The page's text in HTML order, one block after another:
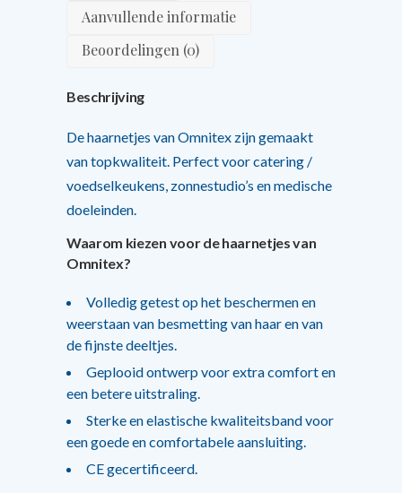
Aanvullende informatie
Beoordelingen (0)
Beschrijving
De haarnetjes van Omnitex zijn gemaakt
van topkwaliteit. Perfect voor catering /
voedselkeukens, zonnestudio’s en medische
doeleinden.
Waarom kiezen voor de haarnetjes van
Omnitex?
Volledig getest op het beschermen en
weerstaan ​​van besmetting van haar en van
de fijnste deeltjes.
Geplooid ontwerp voor extra comfort en
een betere uitstraling.
Sterke en elastische kwaliteitsband voor
een goede en comfortabele aansluiting.
CE gecertificeerd.